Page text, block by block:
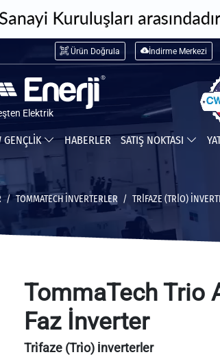
Ürün Doğrula İndirme Merkezi
Elektrik
GENÇLİK HABERLER SATIŞ NOKTASI
TOMMATECH İNVERTERLER TRİFAZE (TRİO)
TommaTech Trio
Faz İnverter
Tri̇faze (Tri̇o) İnverterler